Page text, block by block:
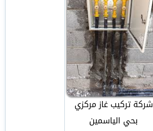
شركة تركيب غاز مركزي
بحي الياسمين